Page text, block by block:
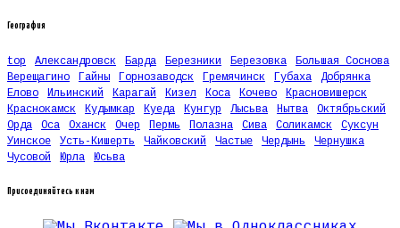
География
top Александровск Барда Березники Березовка
Большая Соснова
Верещагино
Гайны Горнозаводск Гремячинск Губаха
Добрянка
Елово
Ильинский Карагай Кизел Коса Кочево
Красновишерск
Краснокамск
Кудымкар Куеда Кунгур Лысьва Нытва
Октябрьский
Орда
Оса Оханск Очер Пермь Полазна Сива Соликамск
Суксун
Уинское
Усть-Кишерть Чайковский Частые Чердынь
Чернушка
Чусовой
Юрла Юсьва
Присоединяйтесь к нам